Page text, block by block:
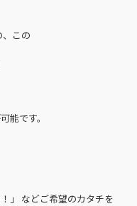
この
能です。
」 などご希望のカタチを